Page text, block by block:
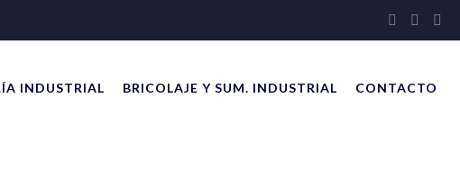
INDUSTRIAL BRICOLAJE Y SUM. INDUSTRIAL CONTACTO